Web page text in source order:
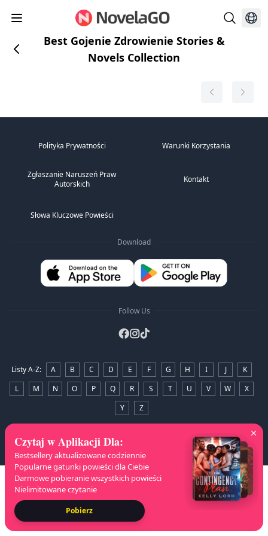
Best Gojenie Zdrowienie Stories &
Novels Collection
Polityka Prywatności Warunki Korzystania
Zgłaszanie Naruszeń Praw
Autorskich
Kontakt
Słowa Kluczowe Powieści
Download
Follow Us
Listy A-Z: A B C D E F G H I J
K
L
M N O P Q R S T U V W
X
Y
Z
Czytaj w Aplikacji Dla:
Bestsellery aktualizowane codziennie
Popularne gatunki powieści dla Ciebie
Darmowe pobieranie wszystkich powieści
Nielimitowane czytanie
Pobierz